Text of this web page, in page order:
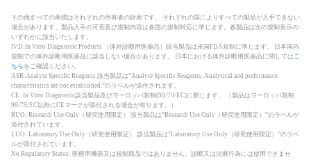
その他すべての商標はそれぞれの所有者の財産です。 それぞれの国によりすべての製品が入手できない
場合があります。製品入手の可否及び規制内容は各国の規制対応に準じます。各製品は次の規制表示の
いずれかに該当いたします。
IVD:In Vitro Diagnostic Products （体外診断用医薬品）該当製品は米国FDA規制に準じます。 日本国内
規制での体外診断用医薬品に該当しない場合があります。 日本における体外診断用医薬品に関しては こ
ちら をご確認ください。
ASR:Analyte Specific Reagents 該当製品は”Analyte Specific Reagents. Analytical and performance
characteristics are not established.”のラベルが添付されます。
CE: In Vitro Diagnostic該当製品及びヨーロッパ規制(98/79/EC)に順じます。 （製品はヨーロッパ規制
98/79/EC以外にCEマークが添付される場合が有ります。）
RUO: Research Use Only（研究使用限定） 該当製品は”Research Use Only（研究使用限定）”のラベルが
添付されています。
LUO: Laboratory Use Only（研究使用限定） 該当製品は”Laboratory Use Only（研究使用限定）”のラベ
ルが添付されています。
No Regulatory Status: 医療用機器又は規制商品ではありません。診断又は治療行為には使用できませ